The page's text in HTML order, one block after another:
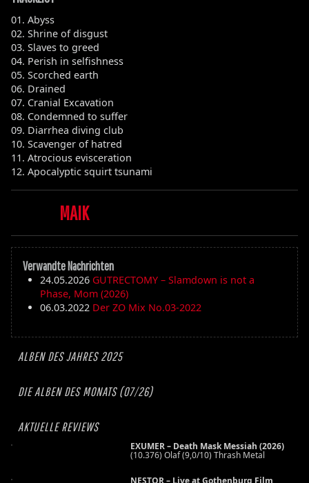
ALBEN DES JAHRES 2025
DIE ALBEN DES MONATS (07/26)
AKTUELLE REVIEWS
EXUMER – Death Mask Messiah (2026)
(10.376) Olaf (9,0/10) Thrash Metal
NESTOR – Live at Gothenburg Film
01. Abyss
02. Shrine of disgust
03. Slaves to greed
04. Perish in selfishness
05. Scorched earth
06. Drained
07. Cranial Excavation
08. Condemned to suffer
09. Diarrhea diving club
10. Scavenger of hatred
11. Atrocious evisceration
12. Apocalyptic squirt tsunami
MAIK
Verwandte Nachrichten
24.05.2026 GUTRECTOMY – Slamdown is not a
Phase, Mom (2026)
06.03.2022 Der ZO Mix No.03-2022